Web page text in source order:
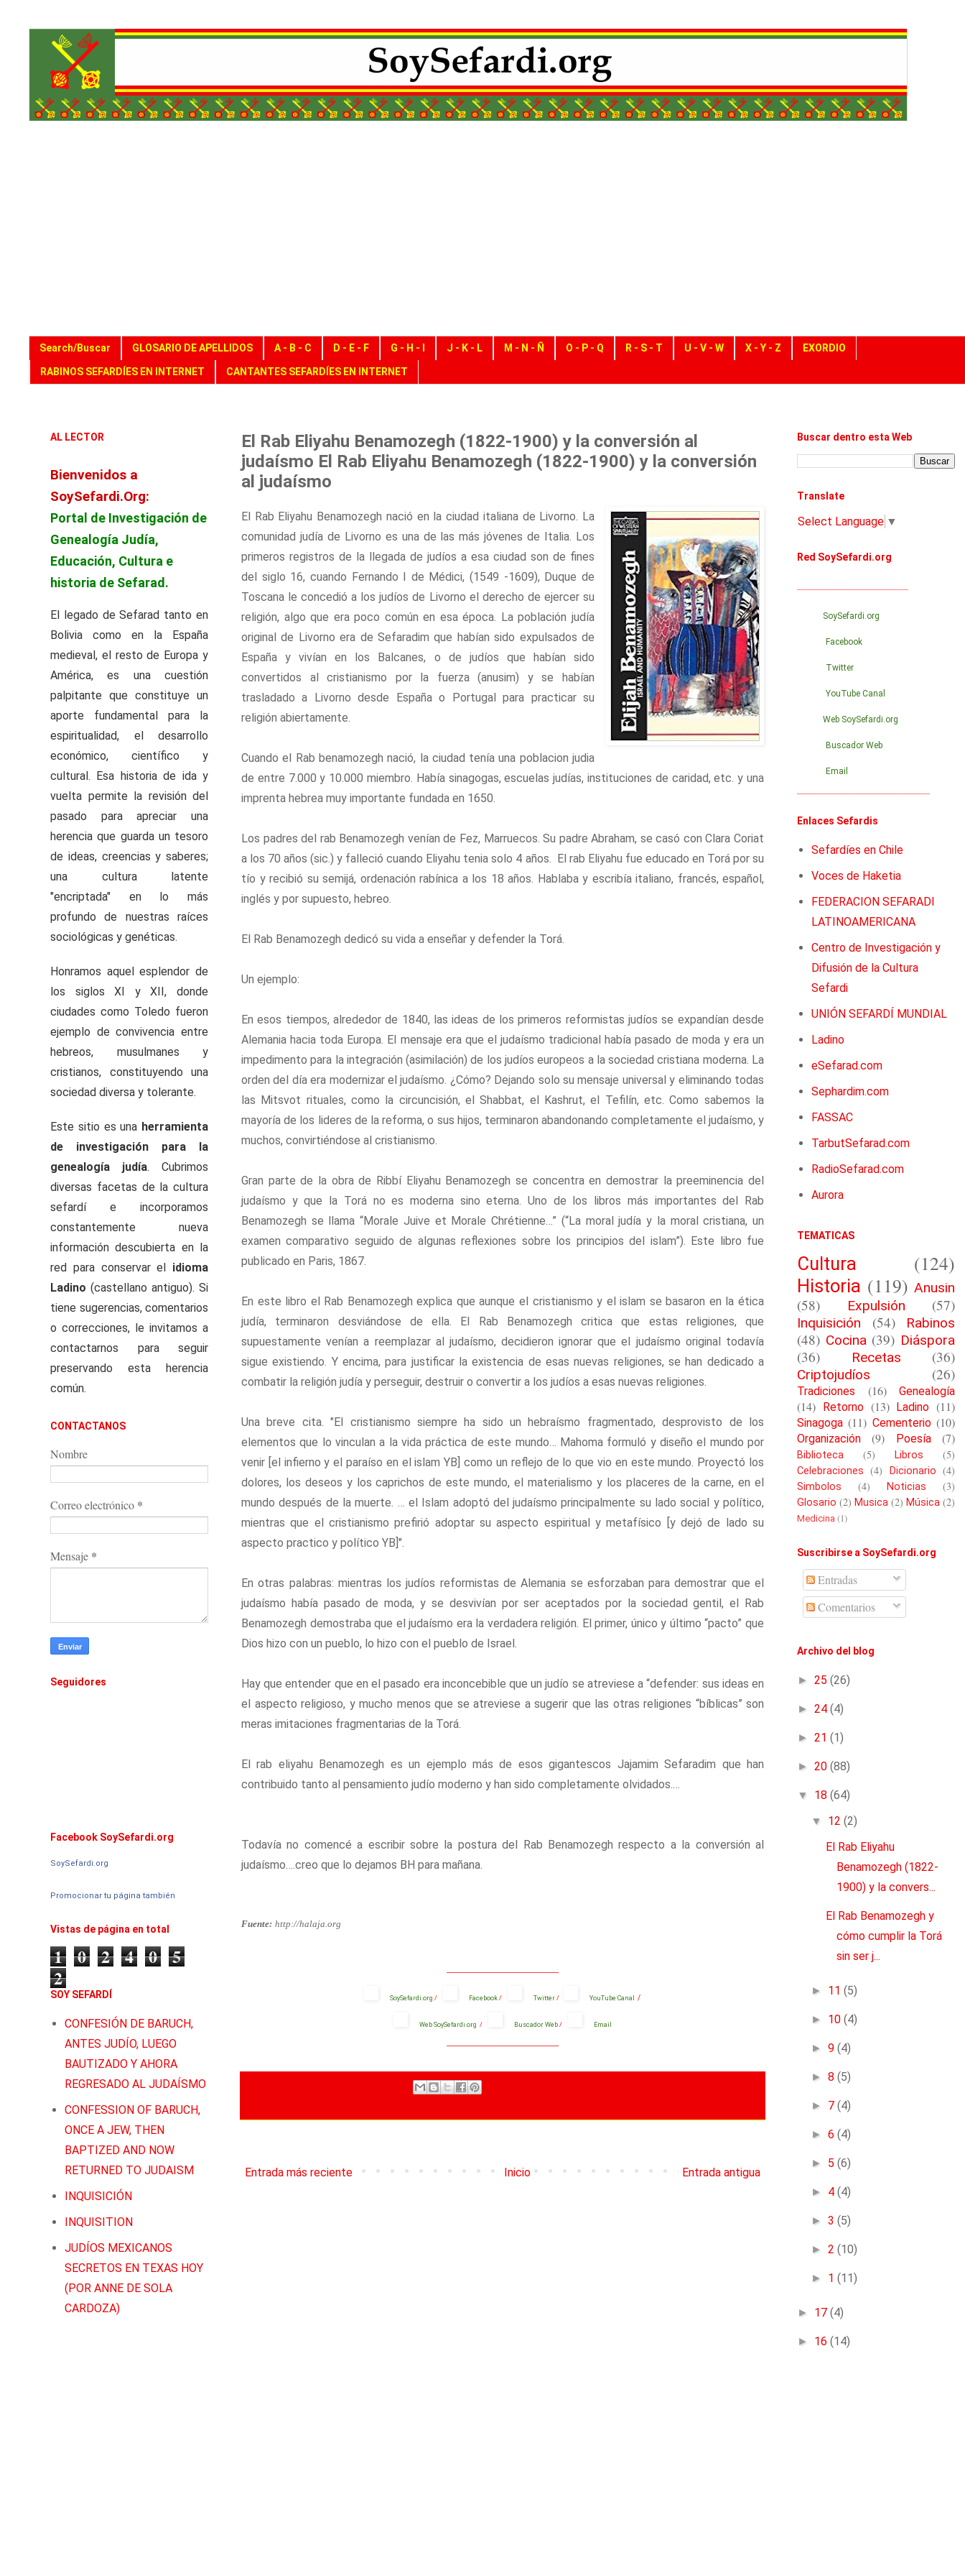
Search/Buscar GLOSARIO DE APELLIDOS A - B - C D - E - F G - H - I J - K - L M - N - Ñ O - P - Q R - S - T U - V - W X - Y - Z EXORDIO
RABINOS SEFARDÍES EN INTERNET CANTANTES SEFARDÍES EN INTERNET
El Rab Eliyahu Benamozegh (1822-1900) y la conversión al
judaísmo El Rab Eliyahu Benamozegh (1822-1900) y la conversión
al judaísmo
El Rab Eliyahu Benamozegh nació en la ciudad italiana de Livorno. La
comunidad judía de Livorno es una de las más jóvenes de Italia. Los
primeros registros de la llegada de judíos a esa ciudad son de fines
del siglo 16, cuando Fernando I de Médici, (1549 -1609), Duque de
Toscana le concedió a los judíos de Livorno el derecho de ejercer su
religión, algo que era poco común en esa época. La población judía
original de Livorno era de Sefaradim que habían sido expulsados de
España y vivían en los Balcanes, o de judíos que habían sido
convertidos al cristianismo por la fuerza (anusim) y se habían
trasladado a Livorno desde España o Portugal para practicar su
religión abiertamente.
Cuando el Rab benamozegh nació, la ciudad tenía una poblacion judia
de entre 7.000 y 10.000 miembro. Había sinagogas, escuelas judías, instituciones de caridad, etc. y una
imprenta hebrea muy importante fundada en 1650.
Los padres del rab Benamozegh venían de Fez, Marruecos. Su padre Abraham, se casó con Clara Coriat
a los 70 años (sic.) y falleció cuando Eliyahu tenia solo 4 años. El rab Eliyahu fue educado en Torá por su
tío y recibió su semijá, ordenación rabínica a los 18 años. Hablaba y escribía italiano, francés, español,
inglés y por supuesto, hebreo.
El Rab Benamozegh dedicó su vida a enseñar y defender la Torá.
Un ejemplo:
En esos tiempos, alrededor de 1840, las ideas de los primeros reformistas judíos se expandían desde
Alemania hacia toda Europa. El mensaje era que el judaísmo tradicional había pasado de moda y era un
impedimento para la integración (asimilación) de los judíos europeos a la sociedad cristiana moderna. La
orden del día era modernizar el judaísmo. ¿Cómo? Dejando solo su mensaje universal y eliminando todas
las Mitsvot rituales, como la circuncisión, el Shabbat, el Kashrut, el Tefilín, etc. Como sabemos la
mayoría de los lideres de la reforma, o sus hijos, terminaron abandonando completamente el judaísmo, y
muchos, convirtiéndose al cristianismo.
Gran parte de la obra de Ribbí Eliyahu Benamozegh se concentra en demostrar la preeminencia del
judaísmo y que la Torá no es moderna sino eterna. Uno de los libros más importantes del Rab
Benamozegh se llama “Morale Juive et Morale Chrétienne…” (“La moral judía y la moral cristiana, un
examen comparativo seguido de algunas reflexiones sobre los principios del islam”). Este libro fue
publicado en Paris, 1867.
En este libro el Rab Benamozegh explica que aunque el cristianismo y el islam se basaron en la ética
judía, terminaron desviándose de ella. El Rab Benamozegh critica que estas religiones, que
supuestamente venían a reemplazar al judaísmo, decidieron ignorar que el judaísmo original todavía
sigue existiendo. Y encima, para justificar la existencia de esas nuevas religiones, se han dedicado a
combatir la religión judía y perseguir, destruir o convertir a los judíos a esas nuevas religiones.
Una breve cita. "El cristianismo siempre ha sido un hebraísmo fragmentado, desprovisto de los
elementos que lo vinculan a la vida práctica de este mundo… Mahoma formuló y diseño el mundo por
venir [el infierno y el paraíso en el islam YB] como un reflejo de lo que vio en este mundo. Proyectó los
dolores, los deseos y los caprichos de este mundo, el materialismo y los placeres de la carne, en el
mundo después de la muerte. … el Islam adoptó del judaísmo principalmente su lado social y político,
mientras que el cristianismo prefirió adoptar su aspecto espiritual y metafísico [y dejó de lado su
aspecto practico y político YB]".
En otras palabras: mientras los judíos reformistas de Alemania se esforzaban para demostrar que el
judaísmo había pasado de moda, y se desvivían por ser aceptados por la sociedad gentil, el Rab
Benamozegh demostraba que el judaísmo era la verdadera religión. El primer, único y último “pacto” que
Dios hizo con un pueblo, lo hizo con el pueblo de Israel.
Hay que entender que en el pasado era inconcebible que un judío se atreviese a “defender: sus ideas en
el aspecto religioso, y mucho menos que se atreviese a sugerir que las otras religiones “bíblicas” son
meras imitaciones fragmentarias de la Torá.
El rab eliyahu Benamozegh es un ejemplo más de esos gigantescos Jajamim Sefaradim que han
contribuido tanto al pensamiento judío moderno y han sido completamente olvidados.…
Todavía no comencé a escribir sobre la postura del Rab Benamozegh respecto a la conversión al
judaísmo….creo que lo dejamos BH para mañana.
Fuente: http://halaja.org
SoySefardi.org / Facebook / Twitter/ YouTube Canal /
Web SoySefardi.org / Buscador Web / Email
Entrada más reciente Entrada antigua
Inicio
AL LECTOR
Bienvenidos a
SoySefardi.Org:
Portal de Investigación de
Genealogía Judía,
Educación, Cultura e
historia de Sefarad.
El legado de Sefarad tanto en
Bolivia como en la España
medieval, el resto de Europa y
América, es una cuestión
palpitante que constituye un
aporte fundamental para la
espiritualidad, el desarrollo
económico, científico y
cultural. Esa historia de ida y
vuelta permite la revisión del
pasado para apreciar una
herencia que guarda un tesoro
de ideas, creencias y saberes;
una cultura latente
"encriptada" en lo más
profundo de nuestras raíces
sociológicas y genéticas.
Honramos aquel esplendor de
los siglos XI y XII, donde
ciudades como Toledo fueron
ejemplo de convivencia entre
hebreos, musulmanes y
cristianos, constituyendo una
sociedad diversa y tolerante.
Este sitio es una herramienta
de investigación para la
genealogía judía. Cubrimos
diversas facetas de la cultura
sefardí e incorporamos
constantemente nueva
información descubierta en la
red para conservar el idioma
Ladino (castellano antiguo). Si
tiene sugerencias, comentarios
o correcciones, le invitamos a
contactarnos para seguir
preservando esta herencia
común.
CONTACTANOS
Nombre
Correo electrónico *
Mensaje *
Seguidores
Facebook SoySefardi.org
SoySefardi.org
Promocionar tu página también
Vistas de página en total
1 0 2 4 0 5
2
SOY SEFARDÍ
CONFESIÓN DE BARUCH,
ANTES JUDÍO, LUEGO
BAUTIZADO Y AHORA
REGRESADO AL JUDAÍSMO
CONFESSION OF BARUCH,
ONCE A JEW, THEN
BAPTIZED AND NOW
RETURNED TO JUDAISM
INQUISICIÓN
INQUISITION
JUDÍOS MEXICANOS
SECRETOS EN TEXAS HOY
(POR ANNE DE SOLA
CARDOZA)
Buscar dentro esta Web
Translate
Select Language ▼
Red SoySefardi.org
SoySefardi.org
Facebook
Twitter
YouTube Canal
Web SoySefardi.org
Buscador Web
Email
Enlaces Sefardis
Sefardíes en Chile
Voces de Haketia
FEDERACION SEFARADI
LATINOAMERICANA
Centro de Investigación y
Difusión de la Cultura
Sefardi
UNIÓN SEFARDÍ MUNDIAL
Ladino
eSefarad.com
Sephardim.com
FASSAC
TarbutSefarad.com
RadioSefarad.com
Aurora
TEMATICAS
Cultura (124)
Historia (119) Anusin
(58) Expulsión (57)
Inquisición (54) Rabinos
(48) Cocina (39) Diáspora
(36) Recetas (36)
Criptojudíos (26)
Tradiciones (16) Genealogía
(14) Retorno (13) Ladino (11)
Sinagoga (11) Cementerio (10)
Organización (9) Poesía (7)
Biblioteca (5) Libros (5)
Celebraciones (4) Dicionario (4)
Simbolos (4) Noticias (3)
Glosario (2) Musica (2) Música (2)
Medicina (1)
Suscribirse a SoySefardi.org
Entradas
Comentarios
Archivo del blog
► 25 (26)
► 24 (4)
► 21 (1)
► 20 (88)
▼ 18 (64)
▼ 12(2)
El Rab Eliyahu
Benamozegh (1822-
1900) y la convers...
El Rab Benamozegh y
cómo cumplir la Torá
sin ser j...
► 11(5)
► 10(4)
►9(4)
►8(5)
► 7(4)
►6(4)
► 5(6)
► 4(4)
►3(5)
►2(10)
► 1(11)
► 17 (4)
► 16 (14)